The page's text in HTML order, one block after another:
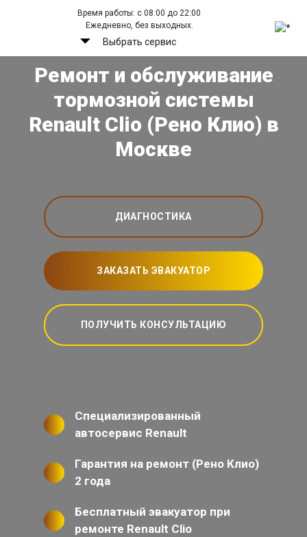
Время работы: с 08:00 до 22:00
Ежедневно, без выходных.
Выбрать сервис
Ремонт и обслуживание
тормозной системы
Renault Clio (Рено Клио) в
Москве
ДИАГНОСТИКА
ЗАКАЗАТЬ ЭВАКУАТОР
ПОЛУЧИТЬ КОНСУЛЬТАЦИЮ
Специализированный
автосервис Renault
Гарантия на ремонт (Рено Клио)
2 года
Бесплатный эвакуатор при
ремонте Renault Clio